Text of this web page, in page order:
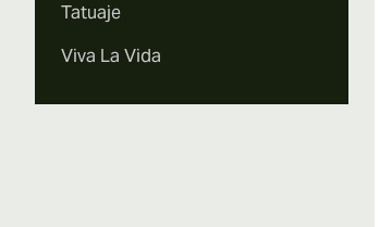
Tatuaje
Viva La Vida